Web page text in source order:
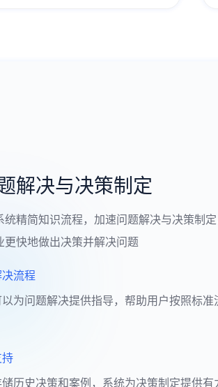
解决与决策制定
统精简知识流程，加速问题解决与决策制
更快地做出决策并解决问题
流程
为问题解决提供指导，帮助用户按照标
历史决策和案例，系统为决策制定提供